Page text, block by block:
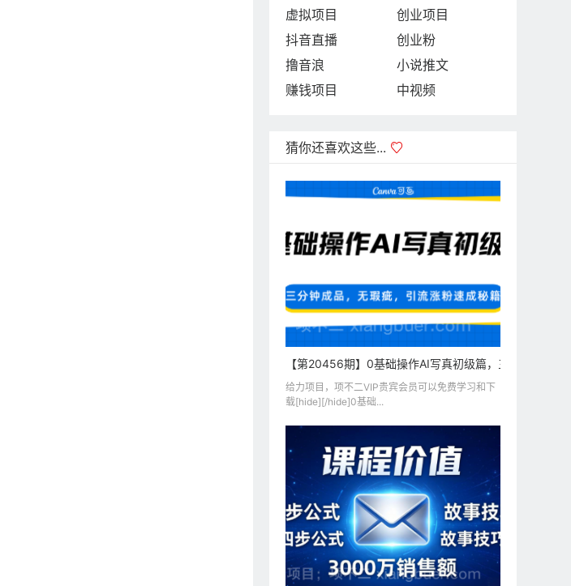
虚拟项目
创业项目
抖音直播
创业粉
撸音浪
小说推文
赚钱项目
中视频
猜你还喜欢这些... 
【第20456期】0基础操作AI写真初级篇，三分钟成品
给力项目，项不二VIP贵宾会员可以免费学习和下
载[hide][/hide]0基础...